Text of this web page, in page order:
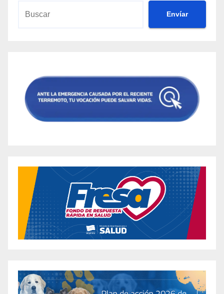
Envíar